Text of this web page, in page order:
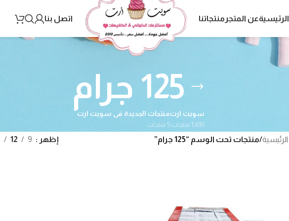
الرئيسيةعن المتجر منتجاتنا اتصل بنا
125 جرام
سويت ارت
1٬690 منتجات
منتجات الجديدة فى سويت ارت
5 منتجات
الرئيسية/منتجات تحت الوسم “125 جرام” إظهر 9
12